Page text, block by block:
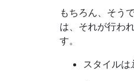
もちろん、そう
は、それが行わ
す。
スタイルは